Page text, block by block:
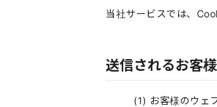
当社サービスでは、
送信されるお客
お客様のウェ